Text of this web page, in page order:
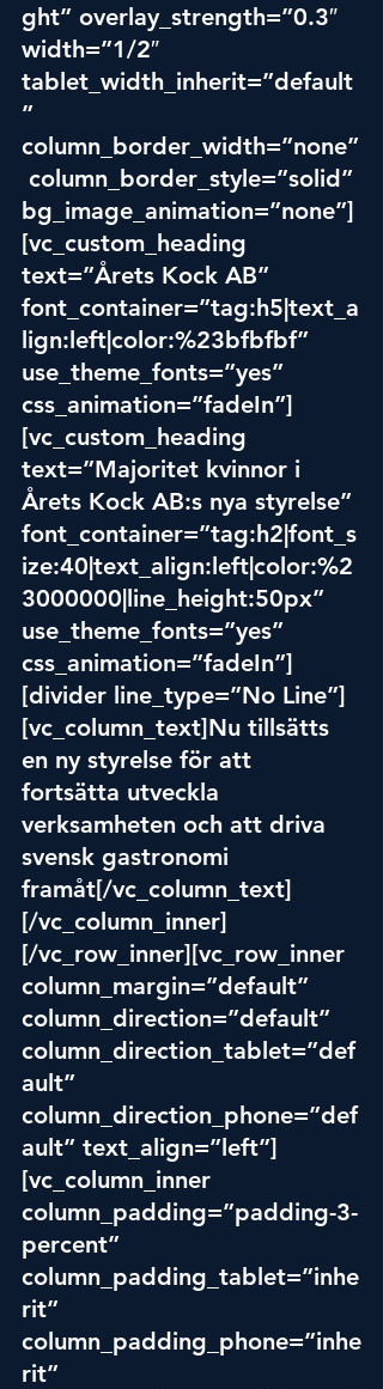
ght” overlay_strength=”0.3″
width=”1/2″
tablet_width_inherit=”default
”
column_border_width=”none”
column_border_style=”solid”
bg_image_animation=”none”]
[vc_custom_heading
text=”Årets Kock AB”
font_container=”tag:h5|text_a
lign:left|color:%23bfbfbf”
use_theme_fonts=”yes”
css_animation=”fadeIn”]
[vc_custom_heading
text=”Majoritet kvinnor i
Årets Kock AB:s nya styrelse”
font_container=”tag:h2|font_s
ize:40|text_align:left|color:%2
3000000|line_height:50px”
use_theme_fonts=”yes”
css_animation=”fadeIn”]
[divider line_type=”No Line”]
[vc_column_text]Nu tillsätts
en ny styrelse för att
fortsätta utveckla
verksamheten och att driva
svensk gastronomi
framåt[/vc_column_text]
[/vc_column_inner]
[/vc_row_inner][vc_row_inner
column_margin=”default”
column_direction=”default”
column_direction_tablet=”def
ault”
column_direction_phone=”def
ault” text_align=”left”]
[vc_column_inner
column_padding=”padding-3-
percent”
column_padding_tablet=”inhe
rit”
column_padding_phone=”inhe
rit”